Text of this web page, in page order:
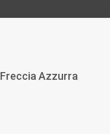
Freccia Azzurra